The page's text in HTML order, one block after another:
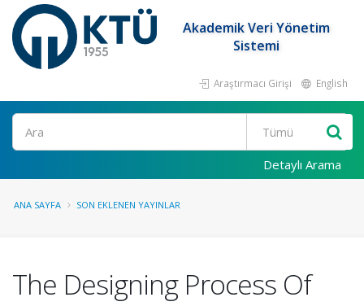
Akademik Veri Yönetim
Sistemi
Araştırmacı Girişi English
Ara
Detaylı Arama
ANA SAYFA SON EKLENEN YAYINLAR
The Designing Process Of